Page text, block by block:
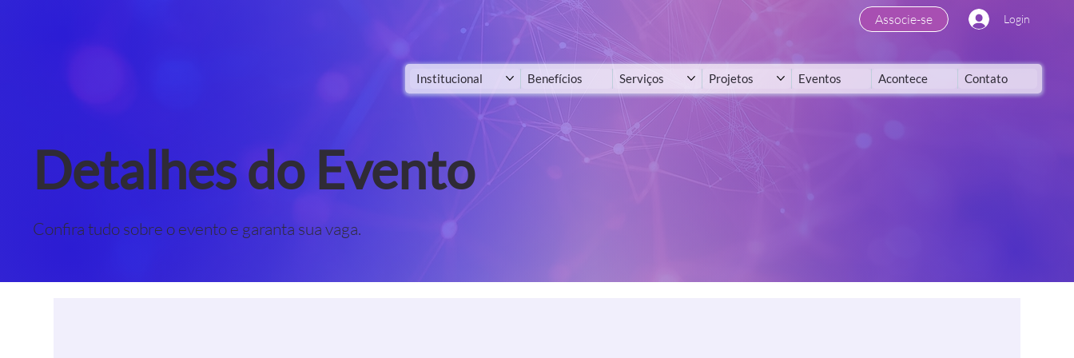
Associe-se Login
Institucional Benefícios Serviços Projetos Eventos Acontece Contato
Detalhes do Evento
Confira tudo sobre o evento e garanta sua vaga.